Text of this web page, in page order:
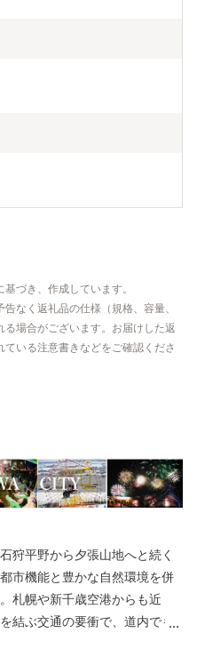
づき、作成しています。
なく返礼品の仕様（規格、容量、
場合がございます。お届けした返
いる注意書きなどをご確認くださ
狩平野から夕張山地へと続く
市機能と豊かな自然環境を併
札幌や新千歳空港からも近
結ぶ交通の要衝で、道内でも